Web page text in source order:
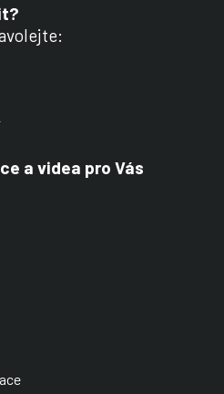
a videa pro Vás